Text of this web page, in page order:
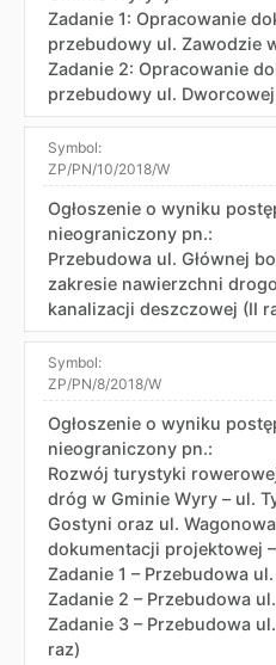
Zadanie 1: Opracowanie
przebudowy ul. Zawodzie
Zadanie 2: Opracowanie
przebudowy ul.
Symbol:
ZP/PN/10/2018/W
Ogłoszenie o wyniku
nieograniczony pn.:
Przebudowa ul. Głównej
zakresie nawierzchni
kanalizacji deszczowej (II
Symbol:
ZP/PN/8/2018/W
Ogłoszenie o wyniku
nieograniczony pn.:
Rozwój turystyki
dróg w Gminie Wyry – ul.
Gostyni oraz ul.
dokumentacji projektowej
Zadanie 1 – Przebudowa
Zadanie 2 – Przebudowa
Zadanie 3 – Przebudowa
raz)